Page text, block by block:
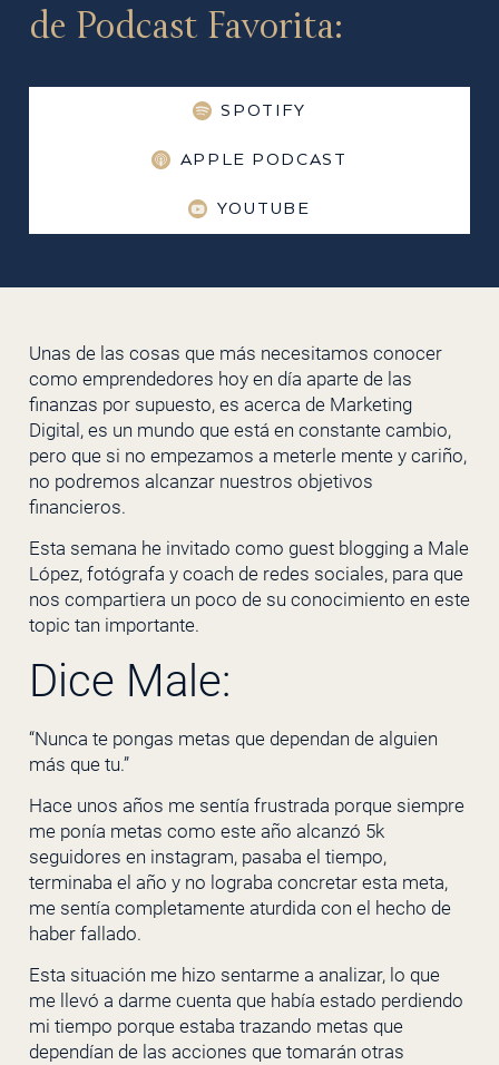
de Podcast Favorita:
SPOTIFY
APPLE PODCAST
YOUTUBE
Unas de las cosas que más necesitamos conocer
como emprendedores hoy en día aparte de las
finanzas por supuesto, es acerca de Marketing
Digital, es un mundo que está en constante cambio,
pero que si no empezamos a meterle mente y cariño,
no podremos alcanzar nuestros objetivos
financieros.
Esta semana he invitado como guest blogging a Male
López, fotógrafa y coach de redes sociales, para que
nos compartiera un poco de su conocimiento en este
topic tan importante.
Dice Male:
“Nunca te pongas metas que dependan de alguien
más que tu.”
Hace unos años me sentía frustrada porque siempre
me ponía metas como este año alcanzó 5k
seguidores en instagram, pasaba el tiempo,
terminaba el año y no lograba concretar esta meta,
me sentía completamente aturdida con el hecho de
haber fallado.
Esta situación me hizo sentarme a analizar, lo que
me llevó a darme cuenta que había estado perdiendo
mi tiempo porque estaba trazando metas que
dependían de las acciones que tomarán otras